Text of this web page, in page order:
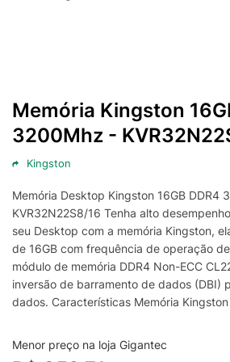
Memória Kingston
3200Mhz -
Kingston
Memória Desktop Kingston 16GB DDR4
KVR32N22S8/16 Tenha alto
seu Desktop com a memória Kingston,
de 16GB com frequência de operação
módulo de memória DDR4 Non-ECC
inversão de barramento de dados (DBI)
dados. Características Memória
16GB DDR4 - Marca: Kingston -
Especificações Memória Desktop
Tamanho de memória: 16GB - 3200MHz
Menor preço na loja Gigantec